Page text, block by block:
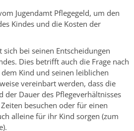
Jugendamt Pflegegeld, um den
Kindes und die Kosten der
bei seinen Entscheidungen
Dies betrifft auch die Frage nach
Kind und seinen leiblichen
vereinbart werden, dass die
der Dauer des Pflegeverhältnisses
besuchen oder für einen
alleine für ihr Kind sorgen (zum